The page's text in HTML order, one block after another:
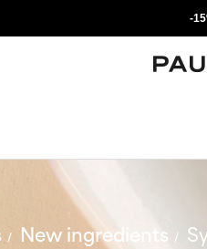
-
New ingredients